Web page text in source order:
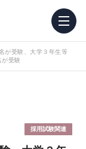
受験、大学３年生等
受験
採用試験関連